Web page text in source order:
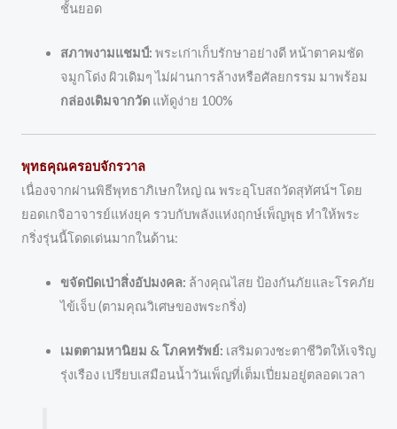
ชั้นยอด
สภาพงามแชมป์: พระเก่าเก็บรักษาอย่างดี หน้าตาคมชัด
จมูกโด่ง ผิวเดิมๆ ไม่ผ่านการล้างหรือศัลยกรรม มาพร้อม
กล่องเดิมจากวัดแท้ดูง่าย 100%
พุทธคุณครอบจักรวาล
เนื่องจากผ่านพิธีพุทธาภิเษกใหญ่ ณ พระอุโบสถวัดสุทัศน์ฯ โดย
ยอดเกจิอาจารย์แห่งยุค รวบกับพลังแห่งฤกษ์เพ็ญพุธ ทำให้พระ
กริ่งรุ่นนี้โดดเด่นมากในด้าน:
ขจัดปัดเป่าสิ่งอัปมงคล: ล้างคุณไสย ป้องกันภัยและโรคภัย
ไข้เจ็บ (ตามคุณวิเศษของพระกริ่ง)
เมตตามหานิยม & โภคทรัพย์: เสริมดวงชะตาชีวิตให้เจริญ
รุ่งเรือง เปรียบเสมือนน้ำวันเพ็ญที่เต็มเปี่ยมอยู่ตลอดเวลา